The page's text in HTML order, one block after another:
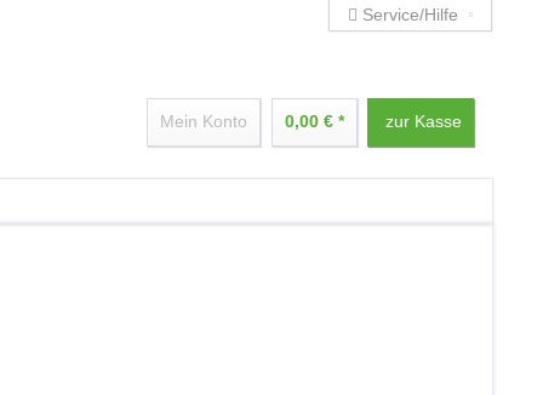
Service/Hilfe
Mein Konto 0,00 € * zur Kasse